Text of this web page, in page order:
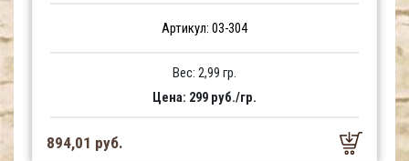
Артикул: 03-304
Вес: 2,99 гр.
Цена: 299 руб./гр.
894,01 руб.